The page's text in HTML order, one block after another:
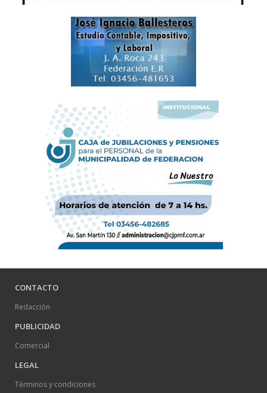
CONTACTO
Redacción
PUBLICIDAD
Comercial
LEGAL
Términos y condiciones